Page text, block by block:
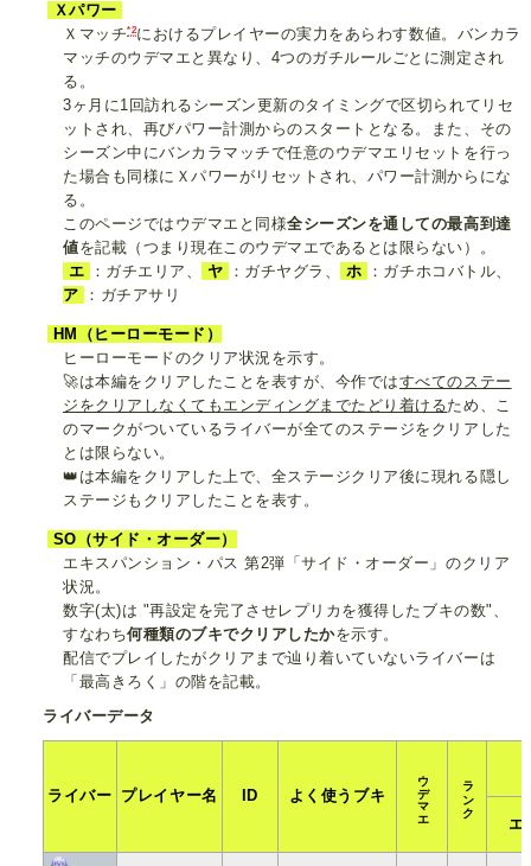
Ｘパワー
Ｘマッチ*2におけるプレイヤーの実力をあらわす数値。バンカラ
マッチのウデマエと異なり、4つのガチルールごとに測定され
る。
3ヶ月に1回訪れるシーズン更新のタイミングで区切られてリセ
ットされ、再びパワー計測からのスタートとなる。また、その
シーズン中にバンカラマッチで任意のウデマエリセットを行っ
た場合も同様にＸパワーがリセットされ、パワー計測からにな
る。
このページではウデマエと同様全シーズンを通しての最高到達
値を記載（つまり現在このウデマエであるとは限らない）。
エ
：ガチエリア、 ヤ ：ガチヤグラ、 ホ
：ガチホコバトル、
ア
：ガチアサリ
HM（ヒーローモード）
ヒーローモードのクリア状況を示す。
🚀は本編をクリアしたことを表すが、今作ではすべてのステー
ジをクリアしなくてもエンディングまでたどり着けるため、こ
のマークがついているライバーが全てのステージをクリアした
とは限らない。
👑は本編をクリアした上で、全ステージクリア後に現れる隠し
ステージもクリアしたことを表す。
SO（サイド・オーダー）
エキスパンション・パス 第2弾「サイド・オーダー」のクリア
状況。
数字(太)は "再設定を完了させレプリカを獲得したブキの数"、
すなわち何種類のブキでクリアしたかを示す。
配信でプレイしたがクリアまで辿り着いていないライバーは
「最高きろく」の階を記載。
ライバーデータ
ライバー プレイヤー名 ID よく使うブキ ウデマエ ランク
エ